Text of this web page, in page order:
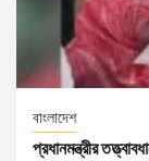
বাংলাদেশ
প্রধানমন্ত্রীর